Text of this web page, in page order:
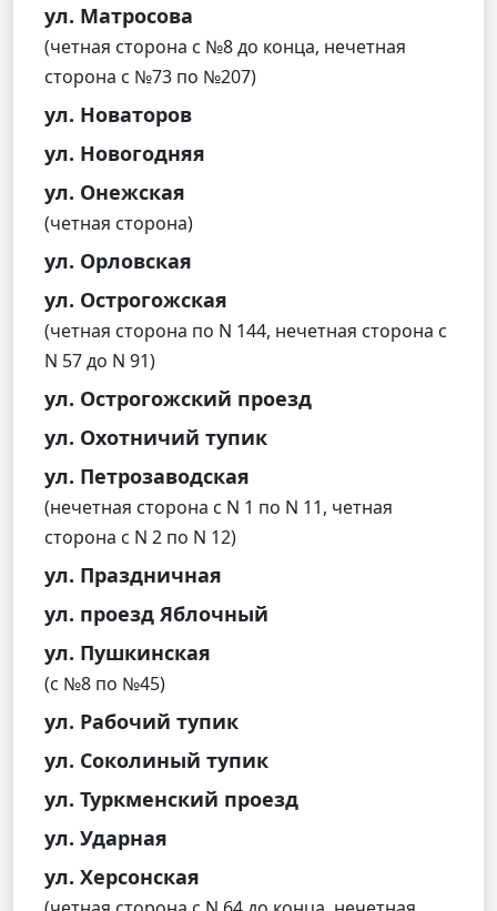
ул. Матросова
(четная сторона с №8 до конца, нечетная
сторона с №73 по №207)
ул. Новаторов
ул. Новогодняя
ул. Онежская
(четная сторона)
ул. Орловская
ул. Острогожская
(четная сторона по N 144, нечетная сторона с
N 57 до N 91)
ул. Острогожский проезд
ул. Охотничий тупик
ул. Петрозаводская
(нечетная сторона с N 1 по N 11, четная
сторона с N 2 по N 12)
ул. Праздничная
ул. проезд Яблочный
ул. Пушкинская
(с №8 по №45)
ул. Рабочий тупик
ул. Соколиный тупик
ул. Туркменский проезд
ул. Ударная
ул. Херсонская